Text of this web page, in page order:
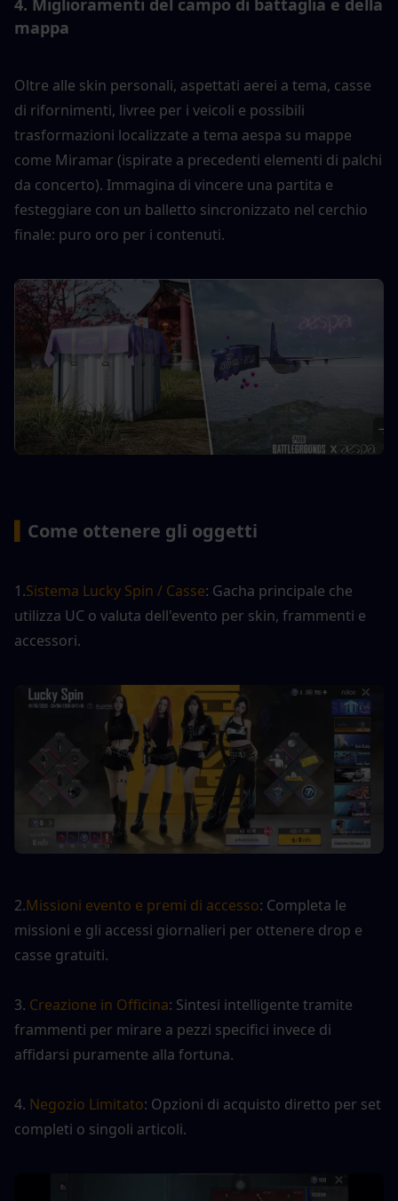
mappa
Oltre alle skin personali, aspettati aerei a tema, casse
di rifornimenti, livree per i veicoli e possibili
trasformazioni localizzate a tema aespa su mappe
come Miramar (ispirate a precedenti elementi di palchi
da concerto). Immagina di vincere una partita e
festeggiare con un balletto sincronizzato nel cerchio
finale: puro oro per i contenuti.
Come ottenere gli oggetti
1.Sistema Lucky Spin / Casse: Gacha principale che
utilizza UC o valuta dell'evento per skin, frammenti e
accessori.
2.Missioni evento e premi di accesso: Completa le
missioni e gli accessi giornalieri per ottenere drop e
casse gratuiti.
3. Creazione in Officina: Sintesi intelligente tramite
frammenti per mirare a pezzi specifici invece di
affidarsi puramente alla fortuna.
4. Negozio Limitato: Opzioni di acquisto diretto per set
completi o singoli articoli.